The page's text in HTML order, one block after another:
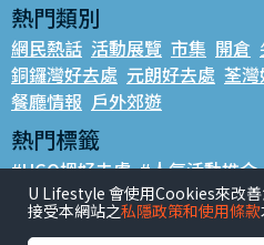
熱門類別
網民熱話 活動展覽 市集 開倉
銅鑼灣好去處 元朗好去處 荃
餐廳情報 戶外郊遊
熱門標籤
#UGO搵好去處 #人氣活動推介
#親子玩樂好去處 #ULifestyle
#UJetso禮物放送 #ULifestyle
U Lifestyle 會使用Cookies來改
接受本網站之私隱政策和使用條款